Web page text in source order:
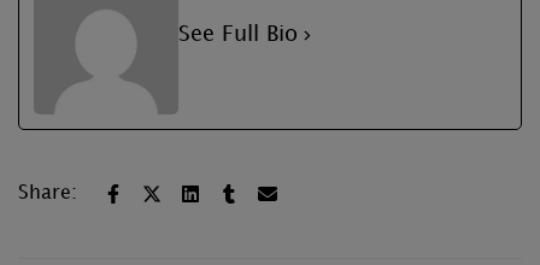
See Full Bio
Share: